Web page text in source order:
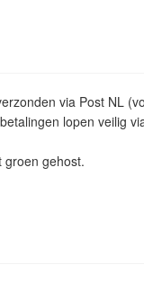
via Post NL
lopen veilig
groen gehost.